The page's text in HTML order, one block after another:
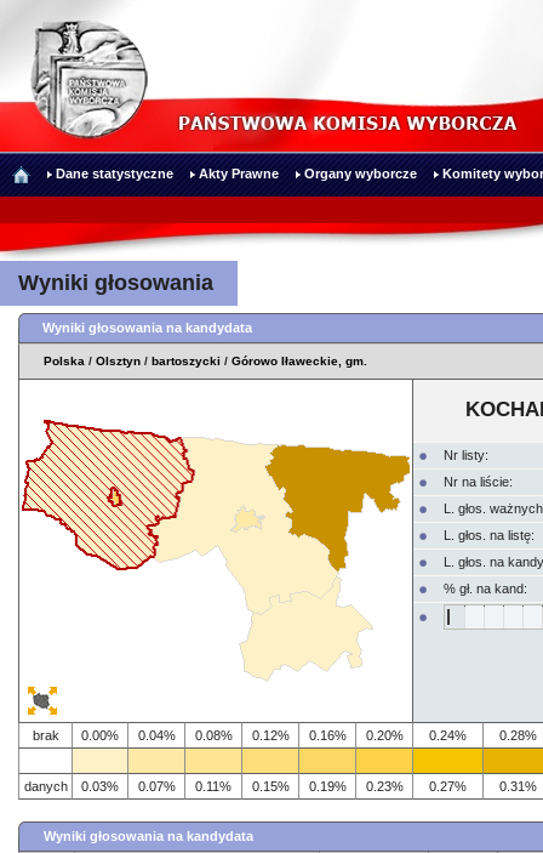
Dane statystyczne Akty Prawne Organy wyborcze Komitety
Wyniki głosowania
Wyniki głosowania na kandydata
Polska / Olsztyn / bartoszycki / Górowo Iławeckie, gm.
Nr listy:
Nr na liście:
L. głos.
L. głos. na listę:
L. głos. na
% gł. na kand:
brak 0.00% 0.04% 0.08% 0.12% 0.16% 0.20% 0.24% 0.28%
danych 0.03% 0.07% 0.11% 0.15% 0.19% 0.23% 0.27% 0.31%
Wyniki głosowania na kandydata